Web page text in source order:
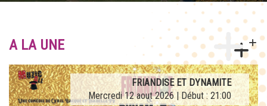
A LA UNE
FRIANDISE ET DYNAMITE
Mercredi 12 aout 2026 | Début : 21:00
AFTERWORK TRIBUTE LA FRENCH TEUF
Jeudi 27 aout 2026 | Début : 21:00